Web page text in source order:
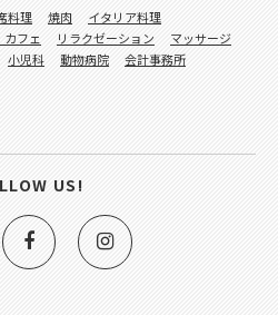
料理 焼肉
イタリア料理
カフェ リラクゼーション
マッサージ
小児科 動物病院
会計事務所
US!